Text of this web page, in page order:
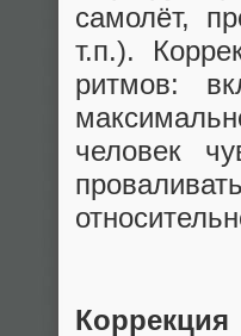
самолёт,
т.п.).
ритмов:
человек